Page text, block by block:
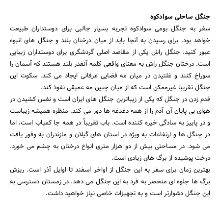
جنگل ساحلی سوادکوه
سفر به جنگل بومی سوادکوه تجربه بسیار جالبی برای دوستداران طبیعت
خواهد بود. برای رسیدن به آنجا باید از میان درختان بلند و جنگل های انبوه
عبور کنید. جنگل راش یکی از مقاصد اصلی گردشگری برای دوستداران زیبایی
است. درختان جنگل راش به معنای واقعی کلمه آنقدر بلند هستند که آسمان را
سوراخ کنند و غلتیدن در میان مه فضایی عرفانی ایجاد می کند. سکوت این
جنگل تقریبا غیرممکن است که از میان چنین مه عمیقی نفوذ کند.
قدم زدن در جنگل که یکی از زیباترین جنگل های ایران است و نفس کشیدن در
هوای بی پایان آن آدم را از همه دغدغه ها دور می کند. منظره همیشه زیباست
و در پاییز به سادگی خیره کننده است. باب تقریباً در همه جا کمیاب است، اما
در جنگل ها و ارتفاعات به ویژه در استان های گیلان و مازندران به وفور یافت
می شود. در مساحتی بیش از دو هزار متری انواع درختان به چشم می خورد.
درخت پوشیده از برگ های زیادی است.
بهترین زمان برای سفر به این جنگل از اواخر اسفند تا اوایل آذر است. ریزش
برگ ها جلوه ای منحصر به فرد به این جنگل می دهد. در زمستان دسترسی به
این جنگل دشوارتر است و به تجهیزات خاصی نیاز خواهید داشت.